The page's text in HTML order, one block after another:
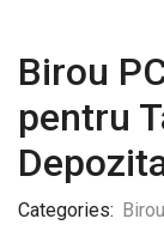
Birou
pentru
Categories: